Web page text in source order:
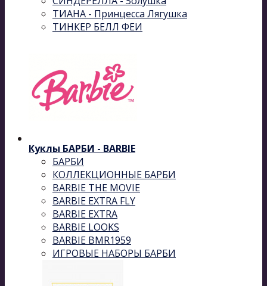
ТИАНА - Принцесса Лягушка
ТИНКЕР БЕЛЛ ФЕИ
Куклы БАРБИ - BARBIE
БАРБИ
КОЛЛЕКЦИОННЫЕ БАРБИ
BARBIE THE MOVIE
BARBIE EXTRA FLY
BARBIE EXTRA
BARBIE LOOKS
BARBIE BMR1959
ИГРОВЫЕ НАБОРЫ БАРБИ